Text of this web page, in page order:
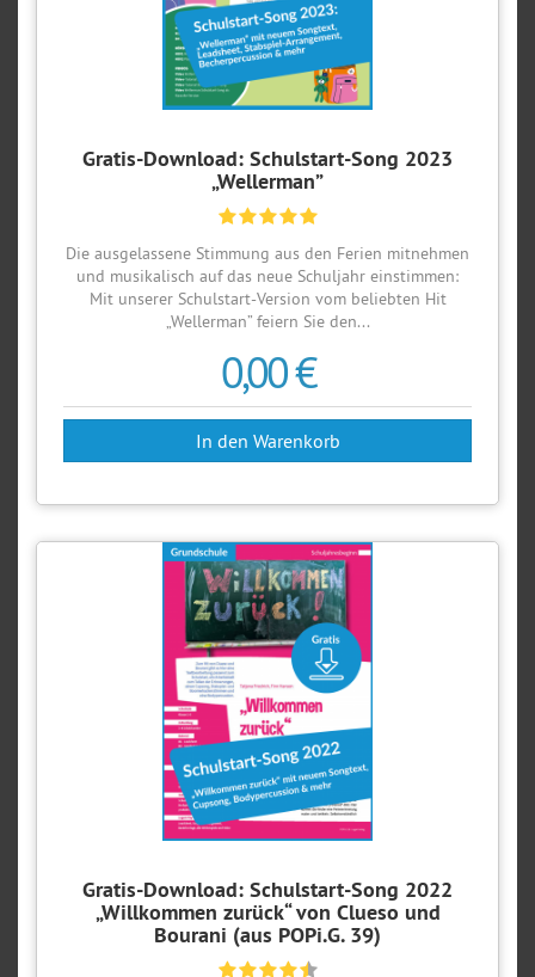
Gratis-Download: Schulstart-Song 2023
„Wellerman”
Die ausgelassene Stimmung aus den Ferien mitnehmen
und musikalisch auf das neue Schuljahr einstimmen:
Mit unserer Schulstart-Version vom beliebten Hit
„Wellerman” feiern Sie den...
0,00 €
Gratis-Download: Schulstart-Song 2022
„Willkommen zurück“ von Clueso und
Bourani (aus POPi.G. 39)